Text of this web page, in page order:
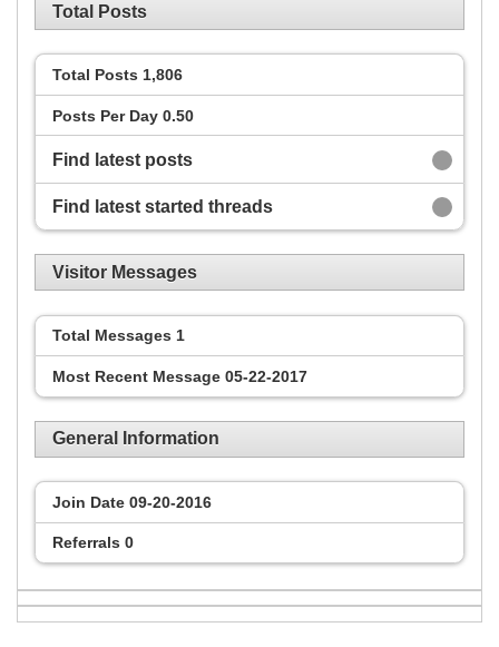
Total Posts
Total Posts 1,806
Posts Per Day 0.50
Find latest posts
Find latest started threads
Visitor Messages
Total Messages 1
Most Recent Message 05-22-2017
General Information
Join Date 09-20-2016
Referrals 0